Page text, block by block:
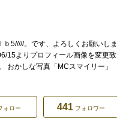
ｂ5/////。です、よろしくお願いしま
15よりプロフィール画像を変更致
おかしな写真「MCスマイリー」
ォロー 441フォロワー